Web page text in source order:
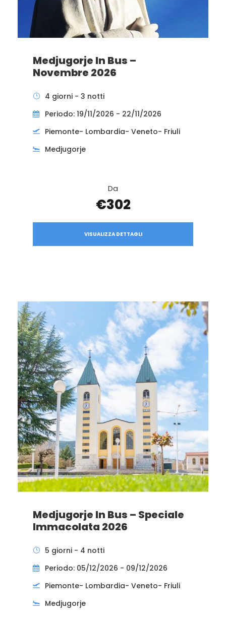
Medjugorje In Bus –
Novembre 2026
4 giorni - 3 notti
Periodo: 19/11/2026 - 22/11/2026
Piemonte- Lombardia- Veneto- Friuli
Medjugorje
Da
€302
VISUALIZZA DETTAGLI
Medjugorje In Bus – Speciale
Immacolata 2026
5 giorni - 4 notti
Periodo: 05/12/2026 - 09/12/2026
Piemonte- Lombardia- Veneto- Friuli
Medjugorje